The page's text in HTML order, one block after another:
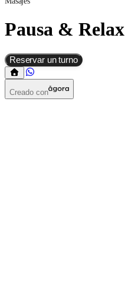
Pausa & Relax
Reservar un turno
Creado con